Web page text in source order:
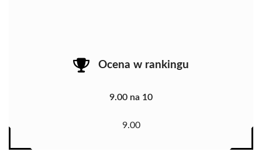
Ocena w rankingu
9.00 na 10
9.00